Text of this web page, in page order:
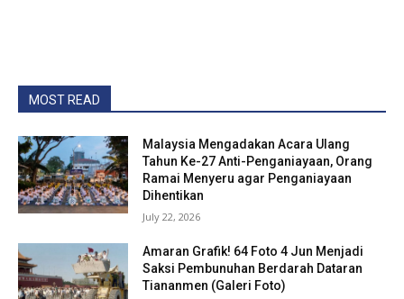
MOST READ
Malaysia Mengadakan Acara Ulang
Tahun Ke-27 Anti-Penganiayaan, Orang
Ramai Menyeru agar Penganiayaan
Dihentikan
July 22, 2026
Amaran Grafik! 64 Foto 4 Jun Menjadi
Saksi Pembunuhan Berdarah Dataran
Tiananmen (Galeri Foto)